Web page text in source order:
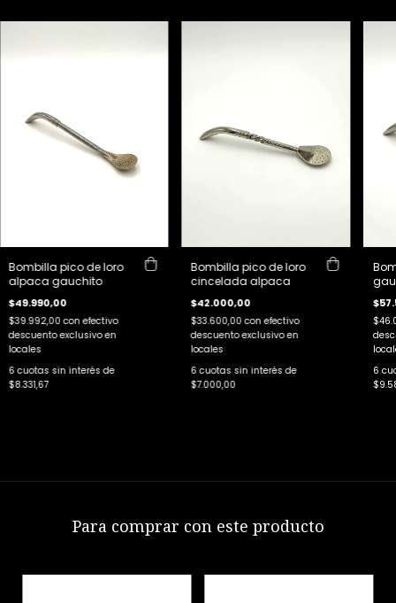
Bombilla pico de loro
alpaca gauchito
$49.990,00
$39.992,00con efectivo
descuento exclusivo en
locales
6 cuotas sin interés de
$8.331,67
Bombilla pico de loro
cincelada alpaca
$42.000,00
$33.600,00con efectivo
descuento exclusivo en
locales
6 cuotas sin interés de
$7.000,00
6
Para comprar con este producto